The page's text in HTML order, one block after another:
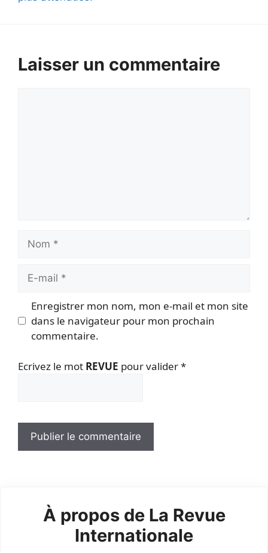
Laisser un commentaire
Nom
Enregistrer mon nom, mon e-mail et mon site
dans le navigateur pour mon prochain
commentaire.
Ecrivez le mot REVUE pour valider*
À propos de La Revue
Internationale